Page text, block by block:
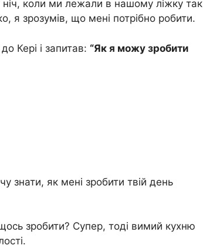
ніч, коли ми лежали в нашому ліжку так
я зрозумів, що мені потрібно робити.
Кері і запитав: “Як я можу зробити
знати, як мені зробити твій день
зробити? Супер, тоді вимий кухню